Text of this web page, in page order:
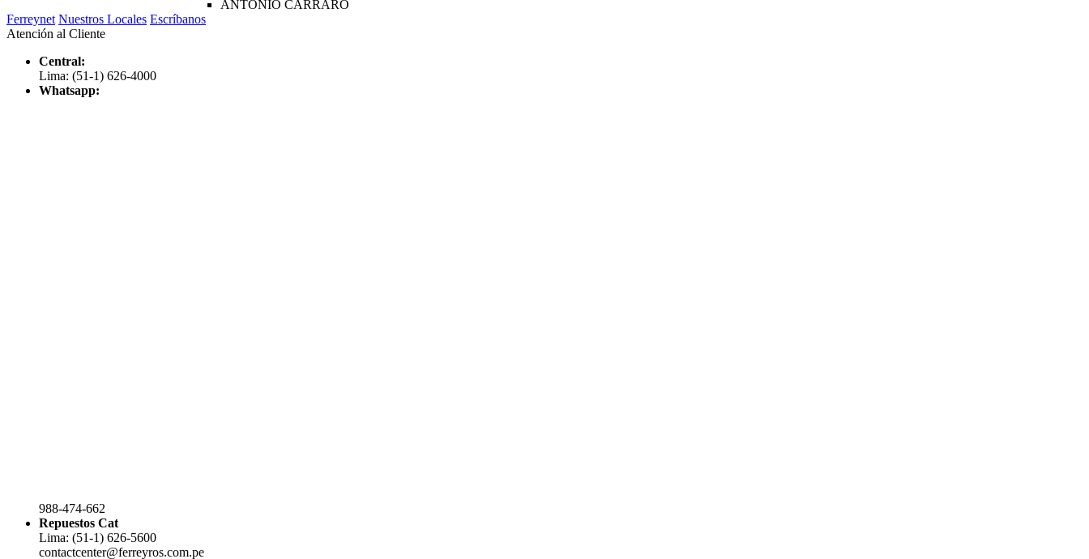
ANTONIO CARRARO
Ferreynet Nuestros Locales Escríbanos
Atención al Cliente
Central:
Lima: (51-1) 626-4000
Whatsapp:
988-474-662
Repuestos Cat
Lima: (51-1) 626-5600
contactcenter@ferreyros.com.pe